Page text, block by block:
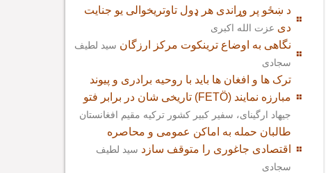
د ښځو پر وړاندی هر ډول تاوتریخوالی یو جنایت
دی عزت الله اکبری
نگاهی به اوضاع ترینکوت مرکز ارزگان سید لطیف
سجادی
ترک ها و افغان ها باید با روحیه برادری و پیوند
تاریخی شان در برابر فتو (FETÖ) مبارزه نمایند
جیهاد ارگینای، سفیر کبیر کشور ترکیه مقیم افغانستان
طالبان حمله به اماکن عمومی و محاصره
اقتصادی جاغوری را متوقف سازد سید لطیف
سجادی